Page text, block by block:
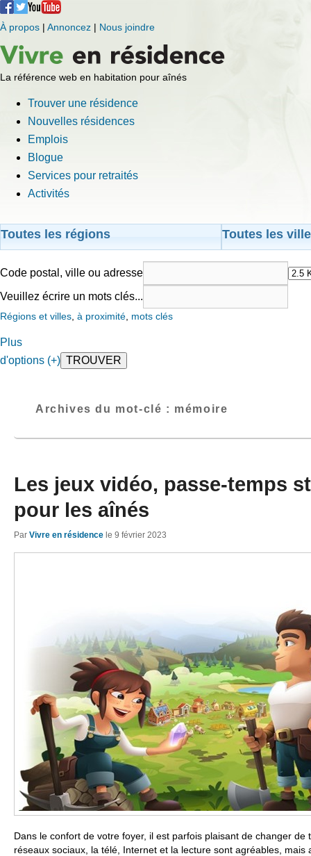
À propos | Annoncez | Nous joindre
La référence web en habitation pour aînés
Trouver une résidence
Nouvelles résidences
Emplois
Blogue
Services pour retraités
Activités
Toutes les régions Toutes les
Code postal, ville ou adresse
Veuillez écrire un mots clés...
Régions et villes à proximité mots clés
Plus
d'options (+)
Archives du mot-clé : mémoire
Les jeux vidéo, passe-temps
pour les aînés
Par Vivre en résidence le 9 février 2023
Dans le confort de votre foyer, il est parfois plaisant de changer de
réseaux sociaux, la télé, Internet et la lecture sont agréables, mais